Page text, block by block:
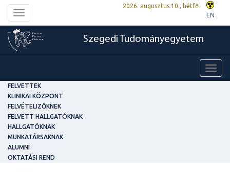
Toggle
navigation
2026. augusztus 10., hétfő
EN
Szegedi Tudományegyetem
FELVETTEK
KLINIKAI KÖZPONT
FELVÉTELIZŐKNEK
FELVETT HALLGATÓKNAK
HALLGATÓKNAK
MUNKATÁRSAKNAK
ALUMNI
OKTATÁSI REND